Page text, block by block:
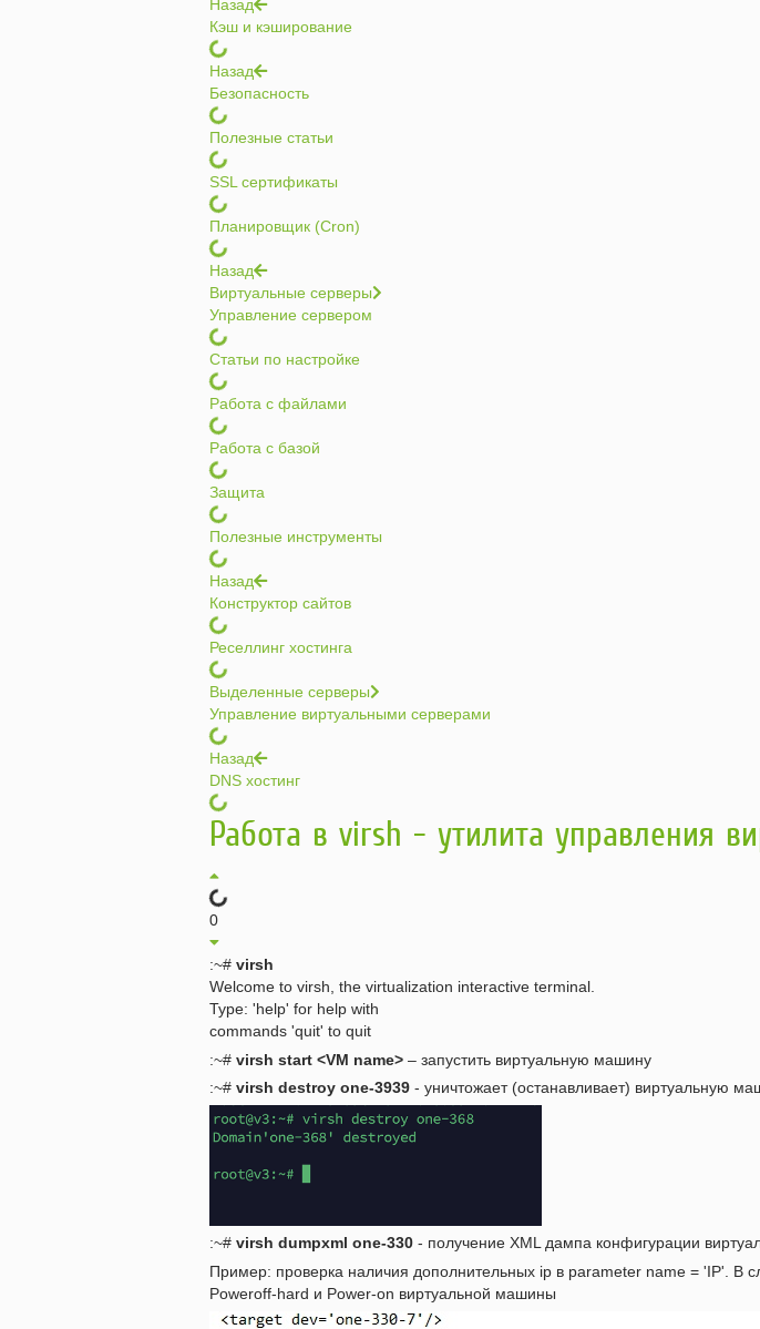
Назад
Кэш и кэширование
Назад
Безопасность
Полезные статьи
SSL сертификаты
Планировщик (Cron)
Назад
Виртуальные серверы
Управление сервером
Статьи по настройке
Работа с файлами
Работа с базой
Защита
Полезные инструменты
Назад
Конструктор сайтов
Реселлинг хостинга
Выделенные серверы
Управление виртуальными серверами
Назад
DNS хостинг
Работа в virsh - утилита управления
0
:~#virsh
Welcome to virsh, the virtualization interactive terminal.
Type: 'help' for help with
commands 'quit' to quit
:~#virsh start <VM name> – запустить виртуальную машину
:~#virsh destroy one-3939 - уничтожает (останавливает) виртуальную
:~#virsh dumpxml one-330 - получение XML дампа конфигурации
Пример: проверка наличия дополнительных ip в parameter name = 'IP'. В
Poweroff-hard и Power-on виртуальной машины